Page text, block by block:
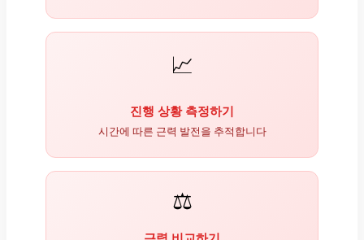
📈
진행 상황 측정하기
시간에 따른 근력 발전을 추적합니다
⚖️